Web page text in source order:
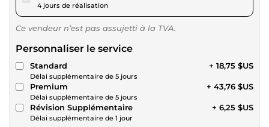
4 jours de réalisation
Ce vendeur n’est pas assujetti à la TVA.
Personnaliser le service
Standard
Délai supplémentaire de 5 jours
+ 18,75 $US
Premium
Délai supplémentaire de 5 jours
+ 43,76 $US
Révision Supplémentaire
Délai supplémentaire de 1 jour
+ 6,25 $US